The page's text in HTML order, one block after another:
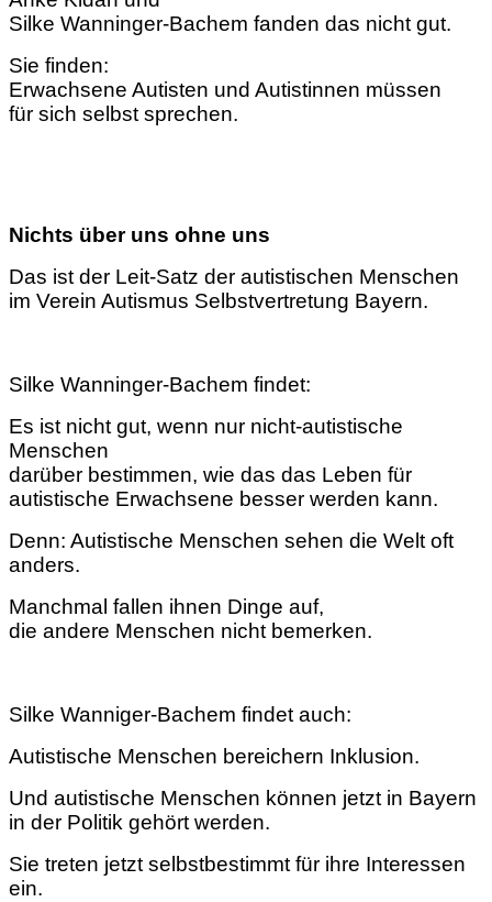
Silke Wanninger-Bachem fanden das nicht gut.
Sie finden:
Erwachsene Autisten und Autistinnen müssen
für sich selbst sprechen.
Nichts über uns ohne uns
Das ist der Leit-Satz der autistischen Menschen
im Verein Autismus Selbstvertretung Bayern.
Silke Wanninger-Bachem findet:
Es ist nicht gut, wenn nur nicht-autistische
Menschen
darüber bestimmen, wie das das Leben für
autistische Erwachsene besser werden kann.
Denn: Autistische Menschen sehen die Welt oft
anders.
Manchmal fallen ihnen Dinge auf,
die andere Menschen nicht bemerken.
Silke Wanniger-Bachem findet auch:
Autistische Menschen bereichern Inklusion.
Und autistische Menschen können jetzt in Bayern
in der Politik gehört werden.
Sie treten jetzt selbstbestimmt für ihre Interessen
ein.